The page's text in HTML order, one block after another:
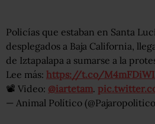
Policías que estaban en Santa
desplegados a Baja California,
de Iztapalapa a sumarse a la
Lee más: https://t.co/
📽️ Video: @iartetam.
— Animal Político